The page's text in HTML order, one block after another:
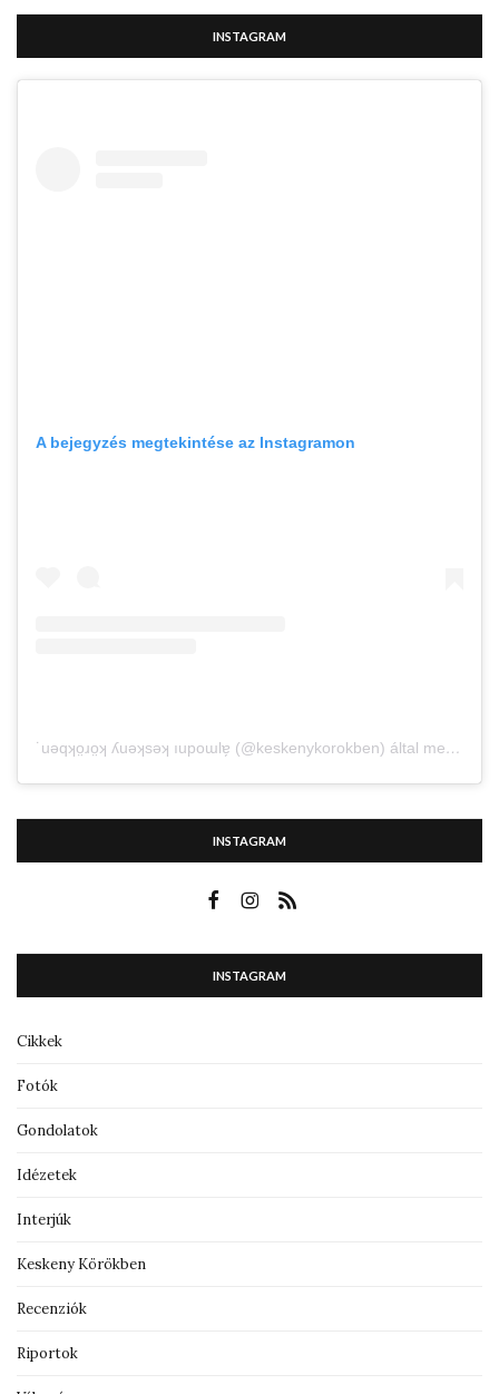
INSTAGRAM
A bejegyzés megtekintése az Instagramon
˙uǝqʞo̤ɹo̤ʞ ʎuǝʞsǝʞ ıupoɯlɐ̗ (@keskenykorokben) által megosztott bejegyzés
INSTAGRAM
INSTAGRAM
Cikkek
Fotók
Gondolatok
Idézetek
Interjúk
Keskeny Körökben
Recenziók
Riportok